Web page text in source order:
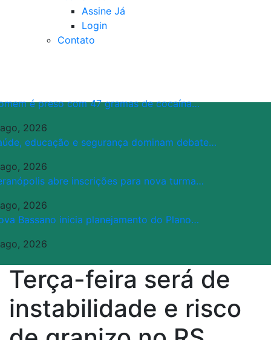
Assine Já
Login
Contato
é preso com 47 gramas de cocaína…
2026
educação e segurança dominam debate…
2026
abre inscrições para nova turma…
2026
Bassano inicia planejamento do Plano…
2026
Terça-feira será de
instabilidade e risco